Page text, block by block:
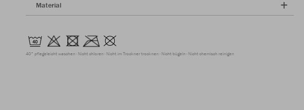
Material
40° pflegeleicht waschen Nicht chloren Nicht im Trockner trocknen Nicht bügeln Nicht chemisch reinigen